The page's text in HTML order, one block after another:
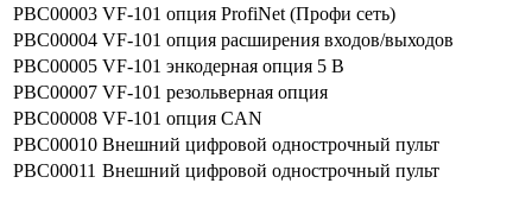
PBC00003 VF-101 опция ProfiNet (Профи сеть)
PBC00004 VF-101 опция расширения входов/выходов
PBC00005 VF-101 энкодерная опция 5 В
PBC00007 VF-101 резольверная опция
PBC00008 VF-101 опция CAN
PBC00010 Внешний цифровой однострочный пульт
PBC00011 Внешний цифровой однострочный пульт